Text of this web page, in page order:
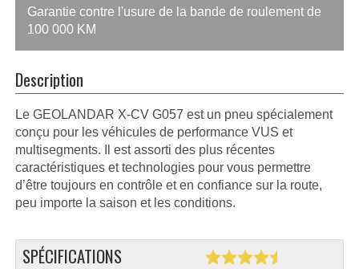
Garantie contre l'usure de la bande de roulement de
100 000 KM
Description
Le GEOLANDAR X-CV G057 est un pneu spécialement
conçu pour les véhicules de performance VUS et
multisegments. Il est assorti des plus récentes
caractéristiques et technologies pour vous permettre
d’être toujours en contrôle et en confiance sur la route,
peu importe la saison et les conditions.
SPÉCIFICATIONS